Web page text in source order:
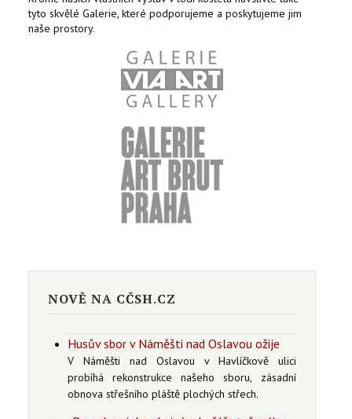
tyto skvělé Galerie, které podporujeme a poskytujeme jim
naše prostory.
NOVĚ NA CČSH.CZ
Husův sbor v Náměšti nad Oslavou ožije
V Náměšti nad Oslavou v Havlíčkově ulici
probíhá rekonstrukce našeho sboru, zásadní
obnova střešního pláště plochých střech.